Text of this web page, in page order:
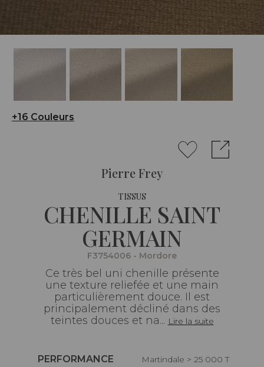
+16 Couleurs
Pierre Frey
TISSUS
CHENILLE SAINT
GERMAIN
F3754006 - Mordore
Ce très bel uni chenille présente
une texture reliefée et une main
particulièrement douce. Il est
principalement décliné dans des
teintes douces et na... Lire la suite
Caractéristiques
PERFORMANCE
Martindale > 25 000 T